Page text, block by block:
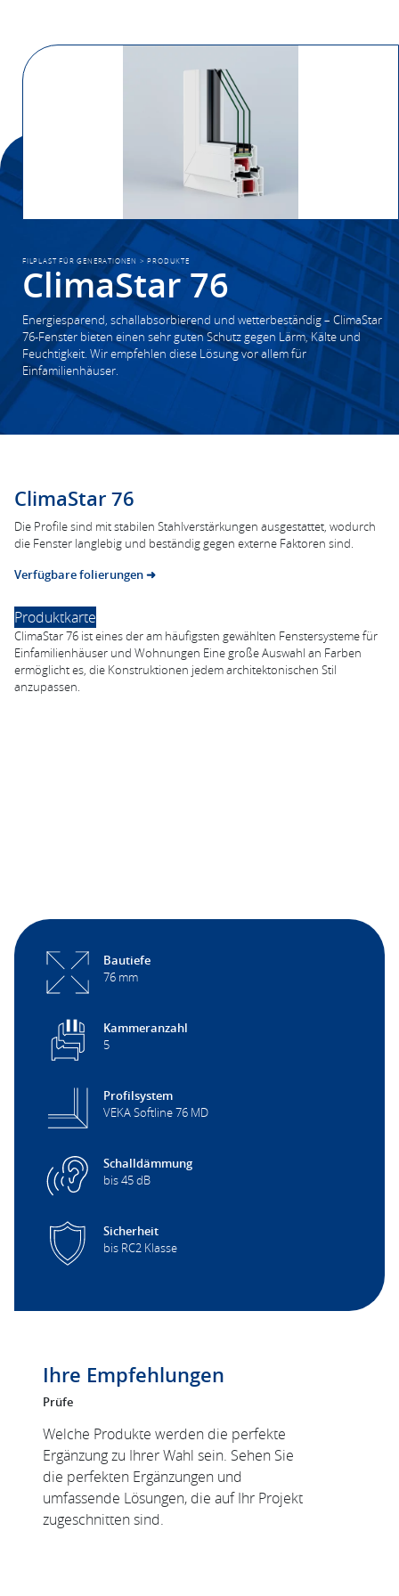
FILPLAST FÜR GENERATIONEN >PRODUKTE
ClimaStar 76
Energiesparend, schallabsorbierend und wetterbeständig – ClimaStar
76-Fenster bieten einen sehr guten Schutz gegen Lärm, Kälte und
Feuchtigkeit. Wir empfehlen diese Lösung vor allem für
Einfamilienhäuser.
ClimaStar 76
Die Profile sind mit stabilen Stahlverstärkungen ausgestattet, wodurch
die Fenster langlebig und beständig gegen externe Faktoren sind.
Verfügbare folierungen ➜
Produktkarte
ClimaStar 76 ist eines der am häufigsten gewählten Fenstersysteme für
Einfamilienhäuser und Wohnungen Eine große Auswahl an Farben
ermöglicht es, die Konstruktionen jedem architektonischen Stil
anzupassen.
Bautiefe
76 mm
Kammeranzahl
5
Profilsystem
VEKA Softline 76 MD
Schalldämmung
bis 45 dB
Sicherheit
bis RC2 Klasse
Ihre Empfehlungen
Prüfe
Welche Produkte werden die perfekte
Ergänzung zu Ihrer Wahl sein. Sehen Sie
die perfekten Ergänzungen und
umfassende Lösungen, die auf Ihr Projekt
zugeschnitten sind.